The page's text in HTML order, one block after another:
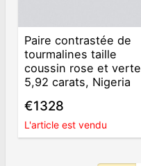
Paire contrastée de
tourmalines taille
coussin rose et verte
5,92 carats, Nigeria
€1328
L'article est vendu